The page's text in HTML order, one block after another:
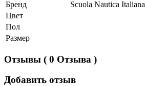
Бренд
Scuola Nautica Italiana
Цвет
Пол
Размер
Отзывы ( 0 Отзыва )
Добавить отзыв